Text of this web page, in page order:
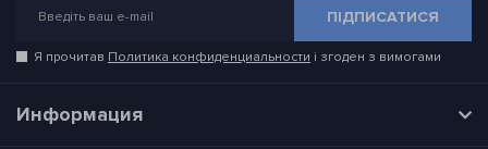
ПІДПИСАТИСЯ
Я прочитав Политика конфиденциальности і згоден з вимогами
Информация